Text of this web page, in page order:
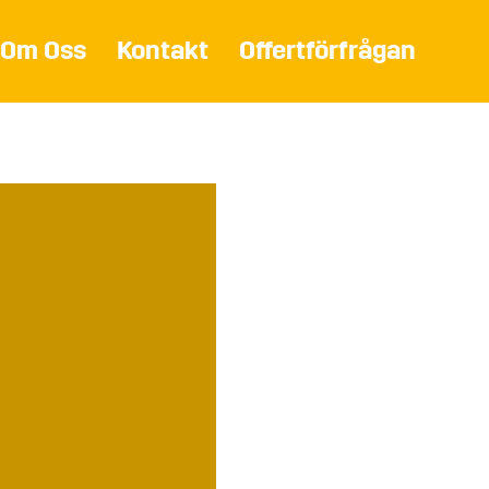
Om Oss Kontakt Offertförfrågan